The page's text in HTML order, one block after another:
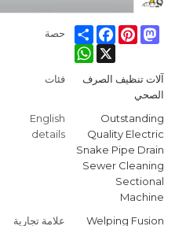
حصةShare
FacebookPinterest
Mastodon
WhatsApp
X
فئات
آلات تنظيف الصرف
الصحي
English
details
Outstanding
Quality Electric
Snake Pipe Drain
Sewer Cleaning
Sectional
Machine
علامة تجارية
Welping Fusion